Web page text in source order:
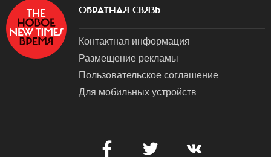
ОБРАТНАЯ СВЯЗЬ
Контактная информация
Размещение рекламы
Пользовательское соглашение
Для мобильных устройств